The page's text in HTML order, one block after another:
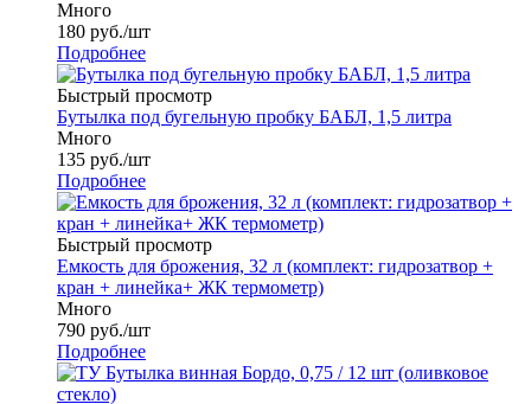
Много
180 руб./шт
Подробнее
Быстрый просмотр
Бутылка под бугельную пробку БАБЛ, 1,5 литра
Много
135 руб./шт
Подробнее
Быстрый просмотр
Емкость для брожения, 32 л (комплект: гидрозатвор +
кран + линейка+ ЖК термометр)
Много
790 руб./шт
Подробнее